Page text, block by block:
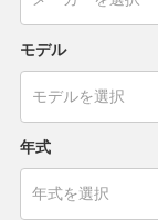
モデル
年式